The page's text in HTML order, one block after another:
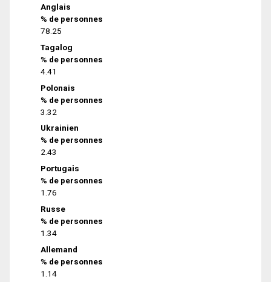
Anglais
% de personnes
78.25
Tagalog
% de personnes
4.41
Polonais
% de personnes
3.32
Ukrainien
% de personnes
2.43
Portugais
% de personnes
1.76
Russe
% de personnes
1.34
Allemand
% de personnes
1.14